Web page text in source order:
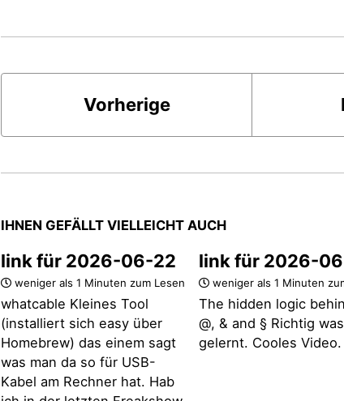
Vorherige
IHNEN GEFÄLLT VIELLEICHT AUCH
link für 2026-06-22
weniger als 1 Minuten zum Lesen
whatcable Kleines Tool
(installiert sich easy über
Homebrew) das einem sagt
was man da so für USB-
Kabel am Rechner hat. Hab
link für 2026-
weniger als 1 Minuten
The hidden logic
@, & and § Richtig was
gelernt. Cooles Video.